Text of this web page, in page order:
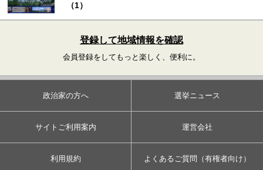
（1）
登録して地域情報を確認
会員登録をしてもっと楽しく、便利に。
政治家の方へ 選挙ニュース
サイトご利用案内 運営会社
利用規約 よくあるご質問（有権者向け）